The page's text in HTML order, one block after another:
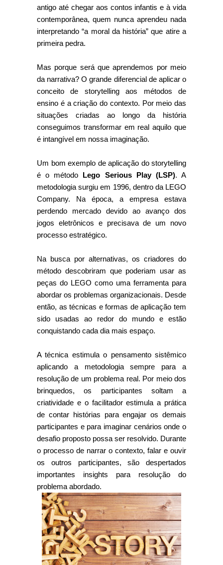
antigo até chegar aos contos infantis e à vida
contemporânea, quem nunca aprendeu nada
interpretando “a moral da história” que atire a
primeira pedra.
Mas porque será que aprendemos por meio
da narrativa? O grande diferencial de aplicar o
conceito de storytelling aos métodos de
ensino é a criação do contexto. Por meio das
situações criadas ao longo da história
conseguimos transformar em real aquilo que
é intangível em nossa imaginação.
Um bom exemplo de aplicação do storytelling
é o método Lego Serious Play (LSP). A
metodologia surgiu em 1996, dentro da LEGO
Company. Na época, a empresa estava
perdendo mercado devido ao avanço dos
jogos eletrônicos e precisava de um novo
processo estratégico.
Na busca por alternativas, os criadores do
método descobriram que poderiam usar as
peças do LEGO como uma ferramenta para
abordar os problemas organizacionais. Desde
então, as técnicas e formas de aplicação tem
sido usadas ao redor do mundo e estão
conquistando cada dia mais espaço.
A técnica estimula o pensamento sistêmico
aplicando a metodologia sempre para a
resolução de um problema real. Por meio dos
brinquedos, os participantes soltam a
criatividade e o facilitador estimula a prática
de contar histórias para engajar os demais
participantes e para imaginar cenários onde o
desafio proposto possa ser resolvido. Durante
o processo de narrar o contexto, falar e ouvir
os outros participantes, são despertados
importantes insights para resolução do
problema abordado.